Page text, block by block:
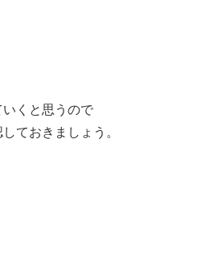
くと思うので
ておきましょう。